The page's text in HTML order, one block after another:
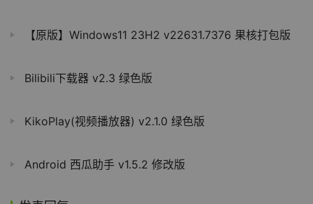
【原版】Windows11 23H2 v22631.7376 果核打包版
Bilibili下载器 v2.3 绿色版
KikoPlay(视频播放器) v2.1.0 绿色版
Android 西瓜助手 v1.5.2 修改版